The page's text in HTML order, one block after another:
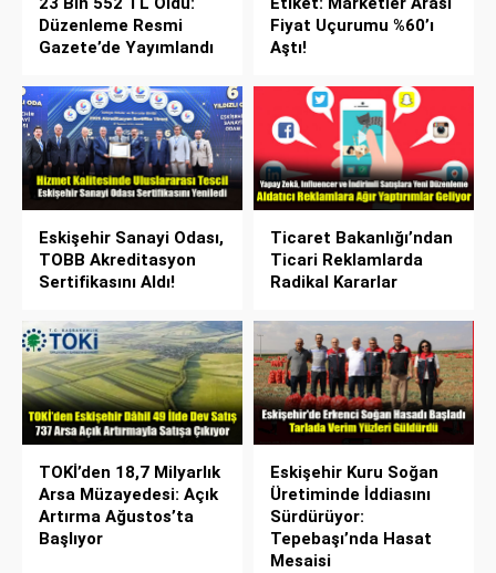
Düzenleme Resmi
Gazete’de Yayımlandı
Fiyat Uçurumu %60’ı
Aştı!
Eskişehir Sanayi Odası,
TOBB Akreditasyon
Sertifikasını Aldı!
Ticaret Bakanlığı’ndan
Ticari Reklamlarda
Radikal Kararlar
TOKİ’den 18,7 Milyarlık
Arsa Müzayedesi: Açık
Artırma Ağustos’ta
Başlıyor
Eskişehir Kuru Soğan
Üretiminde İddiasını
Sürdürüyor:
Tepebaşı’nda Hasat
Mesaisi